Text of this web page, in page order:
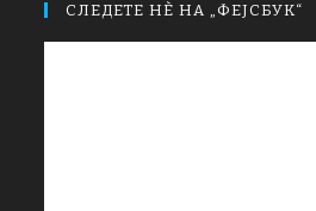
СЛЕДЕТЕ НЀ НА „ФЕЈСБУК“